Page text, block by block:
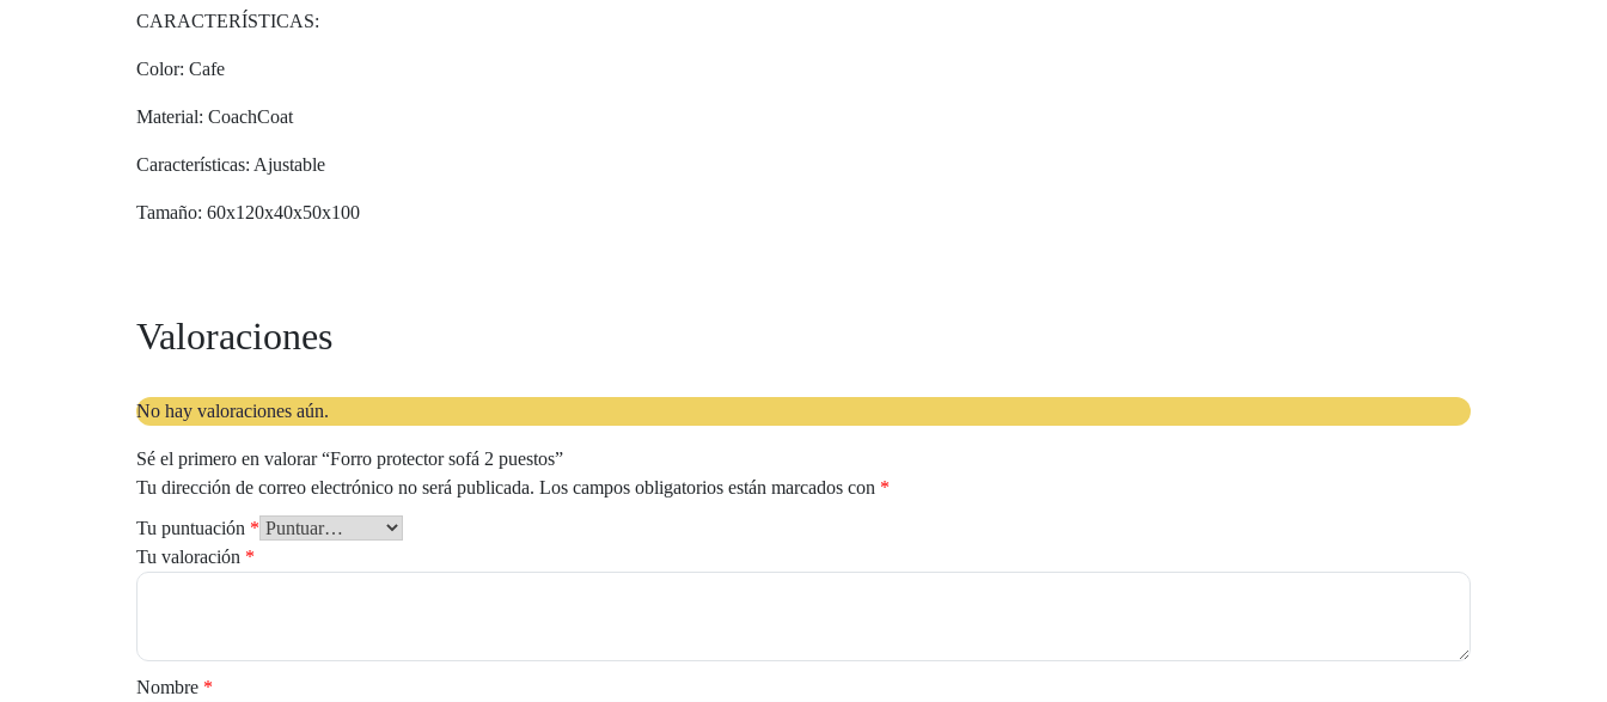
CARACTERÍSTICAS:
Color: Cafe
Material: CoachCoat
Características: Ajustable
Tamaño: 60x120x40x50x100
Valoraciones
No hay valoraciones aún.
Sé el primero en valorar “Forro protector sofá 2 puestos”
Tu dirección de correo electrónico no será publicada. Los campos obligatorios están marcados con *
Tu puntuación *
Tu valoración *
Nombre *